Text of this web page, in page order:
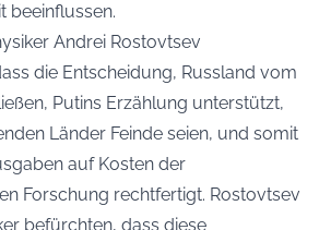
beeinflussen.
Andrei Rostovtsev
die Entscheidung, Russland vom
Putins Erzählung unterstützt,
Länder Feinde seien, und somit
auf Kosten der
Forschung rechtfertigt. Rostovtsev
befürchten, dass diese